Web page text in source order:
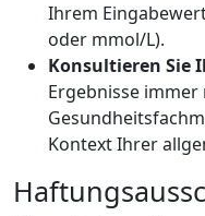
Ihrem
oder mmol/L).
Konsultieren Sie
Ergebnisse immer
Kontext Ihrer